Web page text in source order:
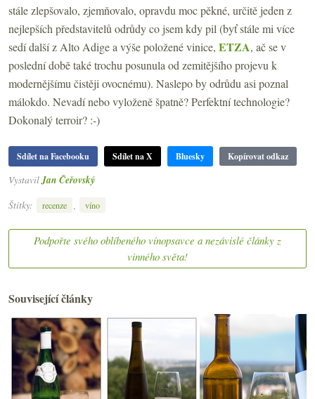
stále zlepšovalo, zjemňovalo, opravdu moc pěkné, určitě jeden z
nejlepších představitelů odrůdy co jsem kdy pil (byť stále mi více
sedí další z Alto Adige a výše položené vinice, ETZA, ač se v
poslední době také trochu posunula od zemitějšího projevu k
modernějšímu čistěji ovocnému). Naslepo by odrůdu asi poznal
málokdo. Nevadí nebo vyloženě špatně? Perfektní technologie?
Dokonalý terroir? :-)
Sdílet na Facebooku Sdílet na X Bluesky Kopírovat odkaz
Vystavil Jan Čeřovský
Štítky:
recenze , víno
Podpořte svého oblíbeného vínopsavce a nezávislé články z
vinného světa!
Související články